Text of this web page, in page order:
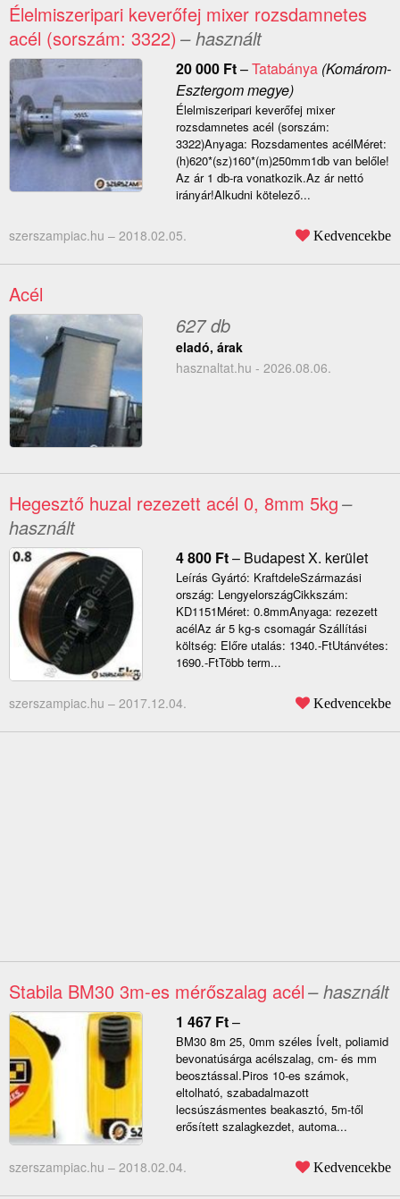
Élelmiszeripari keverőfej mixer rozsdamnetes
acél (sorszám: 3322) – használt
20 000 Ft–Tatabánya(Komárom-
Esztergom megye)
Élelmiszeripari keverőfej mixer
rozsdamnetes acél (sorszám:
3322)Anyaga: Rozsdamentes acélMéret:
(h)620*(sz)160*(m)250mm1db van belőle!
Az ár 1 db-ra vonatkozik.Az ár nettó
irányár!Alkudni kötelező...
szerszampiac.hu – 2018.02.05. Kedvencekbe
Acél
627 db
eladó, árak
hasznaltat.hu - 2026.08.06.
Hegesztő huzal rezezett acél 0, 8mm 5kg–
használt
4 800 Ft– Budapest X. kerület
Leírás Gyártó: KraftdeleSzármazási
ország: LengyelországCikkszám:
KD1151Méret: 0.8mmAnyaga: rezezett
acélAz ár 5 kg-s csomagár Szállítási
költség: Előre utalás: 1340.-FtUtánvétes:
1690.-FtTöbb term...
szerszampiac.hu – 2017.12.04. Kedvencekbe
Stabila BM30 3m-es mérőszalag acél– használt
1 467 Ft–
BM30 8m 25, 0mm széles Ívelt, poliamid
bevonatúsárga acélszalag, cm- és mm
beosztással.Piros 10-es számok,
eltolható, szabadalmazott
lecsúszásmentes beakasztó, 5m-től
erősített szalagkezdet, automa...
szerszampiac.hu – 2018.02.04. Kedvencekbe